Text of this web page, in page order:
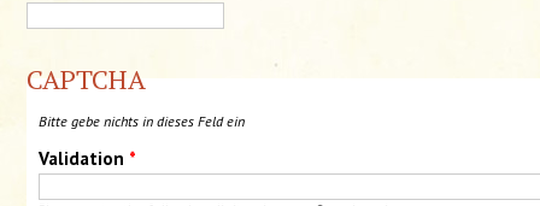
CAPTCHA
Bitte gebe nichts in dieses Feld ein
Validation *